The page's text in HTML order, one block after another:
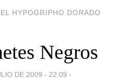
HYPOGRIPHO DORADO
Negros
DE 2009 - 22:09 -